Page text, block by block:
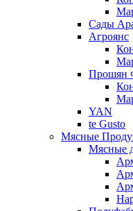
Сады
Агроянс
Прошян
YAN
te Gusto
Мясные
Мясные